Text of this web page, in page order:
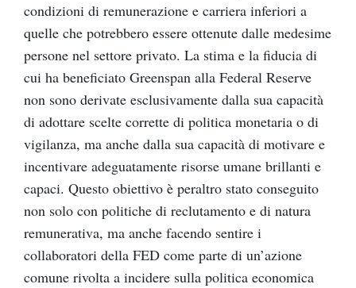
condizioni di remunerazione e carriera inferiori a
quelle che potrebbero essere ottenute dalle medesime
persone nel settore privato. La stima e la fiducia di
cui ha beneficiato Greenspan alla Federal Reserve
non sono derivate esclusivamente dalla sua capacità
di adottare scelte corrette di politica monetaria o di
vigilanza, ma anche dalla sua capacità di motivare e
incentivare adeguatamente risorse umane brillanti e
capaci. Questo obiettivo è peraltro stato conseguito
non solo con politiche di reclutamento e di natura
remunerativa, ma anche facendo sentire i
collaboratori della FED come parte di un’azione
comune rivolta a incidere sulla politica economica